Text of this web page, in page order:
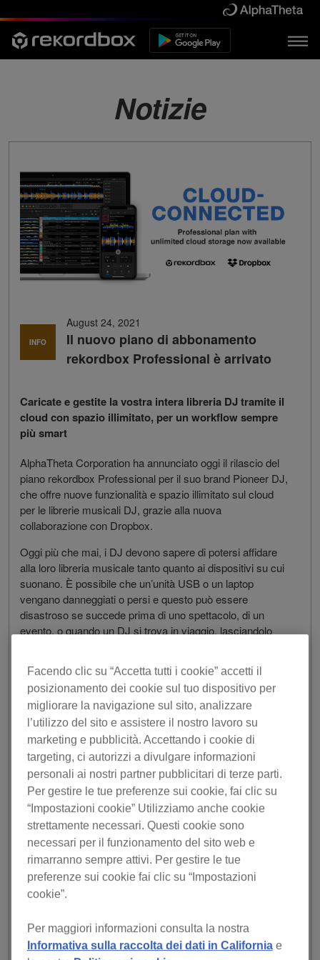
Notizie
INFO
August 24, 2021
Il nuovo piano di abbonamento
rekordbox Professional è arrivato
Caricate e gestite la vostra intera libreria DJ tramite il
cloud con spazio illimitato, per un workflow sempre
più smart
AlphaTheta Corporation ha annunciato oggi il rilascio del
piano rekordbox Professional per il suo brand Pioneer DJ,
che offre nuove funzionalità e spazio illimitato sul cloud
per le librerie musicali DJ, grazie alla nuova
collaborazione con Dropbox.
Oggi più che mai, i DJ devono sapere di potersi affidare
alla loro libreria musicale tanto quanto ai dispositivi su cui
suonano. È possibile che un’unità USB o un laptop
vengano danneggiati o persi e questo può essere
disastroso se succede prima di uno spettacolo, di un
evento, o quando un DJ si trova in viaggio, lasciandolo
Con rekordbox Cloud Unlimited e la potenza di Dropbox, il
piano rekordbox Professional è il primo software per DJ in
assoluto a offrire una capacità di memorizzazione
illimitata su Dropbox, il servizio in cloud leader mondiale.
Questo significa che potete memorizzare in modo sicuro
una quantità illimitata di musica online –
indipendentemente dalle dimensioni della vostra libreria di
rekordbox. Ogni traccia può essere caricata sul cloud,
insieme a tutti i metadati come le playlist, gli Hot Cue, e le
informazioni relative a loop e tag. Vi servirà solo un unico
account Dropbox, dove potrete sfruttare lo spazio illimitato
per il vostro utilizzo personale e commerciale.1
Attivate la funzione Collection Auto Upload, e ogni file che
importate in rekordbox viene caricato automaticamente
Professional. Anche se il vostro laptop venisse
danneggiato o andasse perso in viaggio, potete
Facendo clic su “Accetta tutti i cookie” accetti il
posizionamento dei cookie sul tuo dispositivo per
migliorare la navigazione sul sito, analizzare
l’utilizzo del sito e assistere il nostro lavoro su
marketing e pubblicità. Accettando i cookie di
targeting, ci autorizzi a divulgare informazioni
personali ai nostri partner pubblicitari di terze parti.
Per gestire le tue preferenze sui cookie, fai clic su
“Impostazioni cookie” Utilizziamo anche cookie
strettamente necessari. Questi cookie sono
necessari per il funzionamento del sito web e
rimarranno sempre attivi. Per gestire le tue
preferenze sui cookie fai clic su “Impostazioni
cookie”.
Per maggiori informazioni consulta la nostra
Informativa sulla raccolta dei dati in Californiae